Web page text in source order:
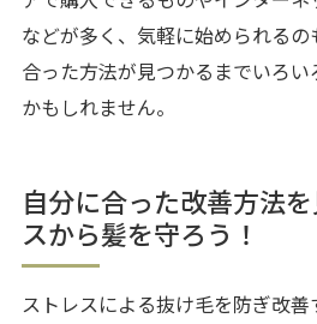
などが多く、気軽に始められる
合った方法が見つかるまでいろ
かもしれません。
自分に合った改善方法
スから髪を守ろう！
ストレスによる抜け毛を防ぎ改